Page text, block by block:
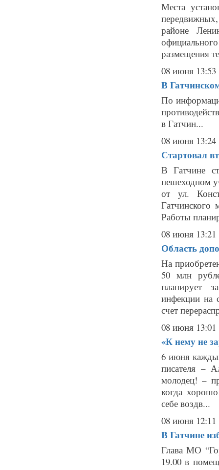
Места
районе
размещения
08 июня 13:53
В
По
в Гатчин...
08 июня 13:24
Стартовал
В Гатчине
пешеходном
от ул.
Работы
08 июня 13:21
Область
На
50 млн
планирует
инфекции на
счет
08 июня 13:01
«К нему не
6 июня
писателя –
молодец! –
когда
себе воздв...
08 июня 12:11
В Гатчине
Глава МО
19.00 в